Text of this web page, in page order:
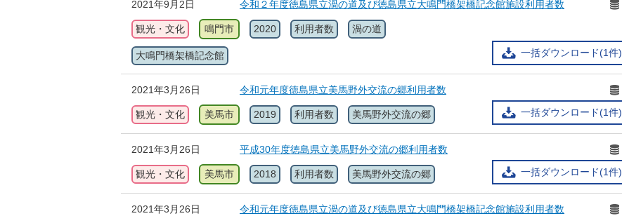
2021年9月2日 令和２年度徳島県立渦の道及び徳島県立大鳴門橋架橋記念館施設利用者数
一括ダウンロード(1件)
観光・文化 鳴門市 2020 利用者数 渦の道
大鳴門橋架橋記念館
2021年3月26日
令和元年度徳島県立美馬野外交流の郷利用者数
一括ダウンロード(1件)
観光・文化 美馬市 2019 利用者数 美馬野外交流の郷
2021年3月26日
平成30年度徳島県立美馬野外交流の郷利用者数
一括ダウンロード(1件)
観光・文化 美馬市 2018 利用者数 美馬野外交流の郷
2021年3月26日 令和元年度徳島県立渦の道及び徳島県立大鳴門橋架橋記念館施設利用者数